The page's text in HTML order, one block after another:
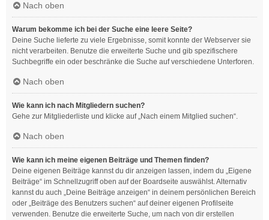
Nach oben
Warum bekomme ich bei der Suche eine leere Seite?
Deine Suche lieferte zu viele Ergebnisse, somit konnte der Webserver sie
nicht verarbeiten. Benutze die erweiterte Suche und gib spezifischere
Suchbegriffe ein oder beschränke die Suche auf verschiedene Unterforen.
Nach oben
Wie kann ich nach Mitgliedern suchen?
Gehe zur Mitgliederliste und klicke auf „Nach einem Mitglied suchen“.
Nach oben
Wie kann ich meine eigenen Beiträge und Themen finden?
Deine eigenen Beiträge kannst du dir anzeigen lassen, indem du „Eigene
Beiträge“ im Schnellzugriff oben auf der Boardseite auswählst. Alternativ
kannst du auch „Deine Beiträge anzeigen“ in deinem persönlichen Bereich
oder „Beiträge des Benutzers suchen“ auf deiner eigenen Profilseite
verwenden. Benutze die erweiterte Suche, um nach von dir erstellen